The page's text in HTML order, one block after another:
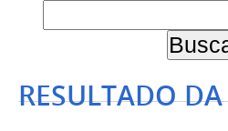
RESULTADO